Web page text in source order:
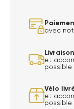
avec
et
possible
Vélo
et
possible